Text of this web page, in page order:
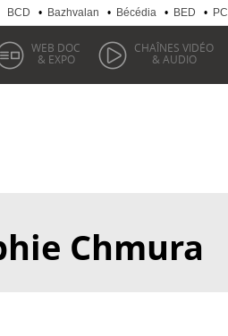
BCD • Bazhvalan • Bécédia • BED • PCI
WEB DOC
& EXPO
CHAÎNES VIDÉO
& AUDIO
Chmura